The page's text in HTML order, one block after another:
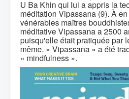
U Ba Khin qui lui a appris la
méditation Vipassana (9). À
vénérables maîtres
méditative Vipassana a 2500
puisqu'elle était pratiquée par
même. « Vipassana » a été
« mindfulness ».